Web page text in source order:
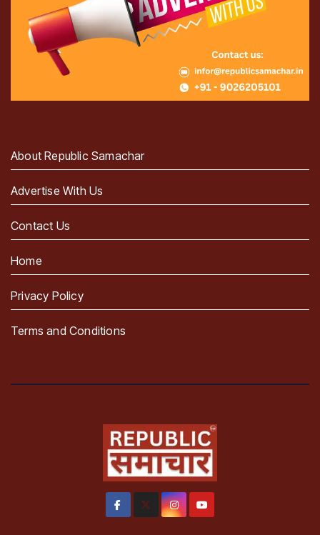
About Republic Samachar
Advertise With Us
Contact Us
Home
Privacy Policy
Terms and Conditions